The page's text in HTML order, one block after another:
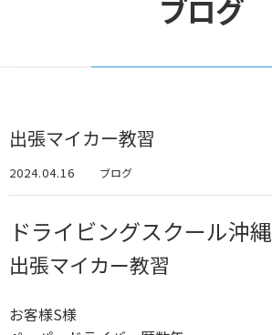
ブログ
出張マイカー教習
2024.04.16 ブログ
ドライビングスクール沖縄
出張マイカー教習
お客様S様